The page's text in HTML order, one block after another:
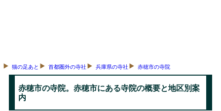
猫の足あと 首都圏外の寺社 兵庫県の寺社 赤穂市の寺院
赤穂市の寺院。赤穂市にある寺院の概要と地区別案
内